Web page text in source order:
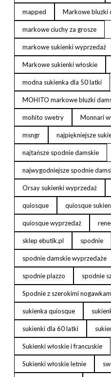
mapped Markowe bluzki
markowe ciuchy za grosze
markowe sukienki wyprzedaż
Markowe sukienki włoskie
modna sukienka dla 50 latki
MOHITO markowe bluzki
mohito swetry Monnari
msngr najpiękniejsze
najtańsze spodnie damskie
najwygodniejsze spodnie
Orsay sukienki wyprzedaż
quiosque quiosque
quiosque wyprzedaż
sklep ebutik.pl spodnie
spodnie damskie wyprzedaże
spodnie plazzo spodnie
Spodnie z szerokimi
sukienka quiosque
sukienki dla 60 latki
Sukienki włoskie i francuskie
Sukienki włoskie letnie